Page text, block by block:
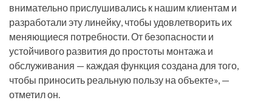
внимательно прислушивались к нашим клиентам и
разработали эту линейку, чтобы удовлетворить их
меняющиеся потребности. От безопасности и
устойчивого развития до простоты монтажа и
обслуживания — каждая функция создана для того,
чтобы приносить реальную пользу на объекте», —
отметил он.